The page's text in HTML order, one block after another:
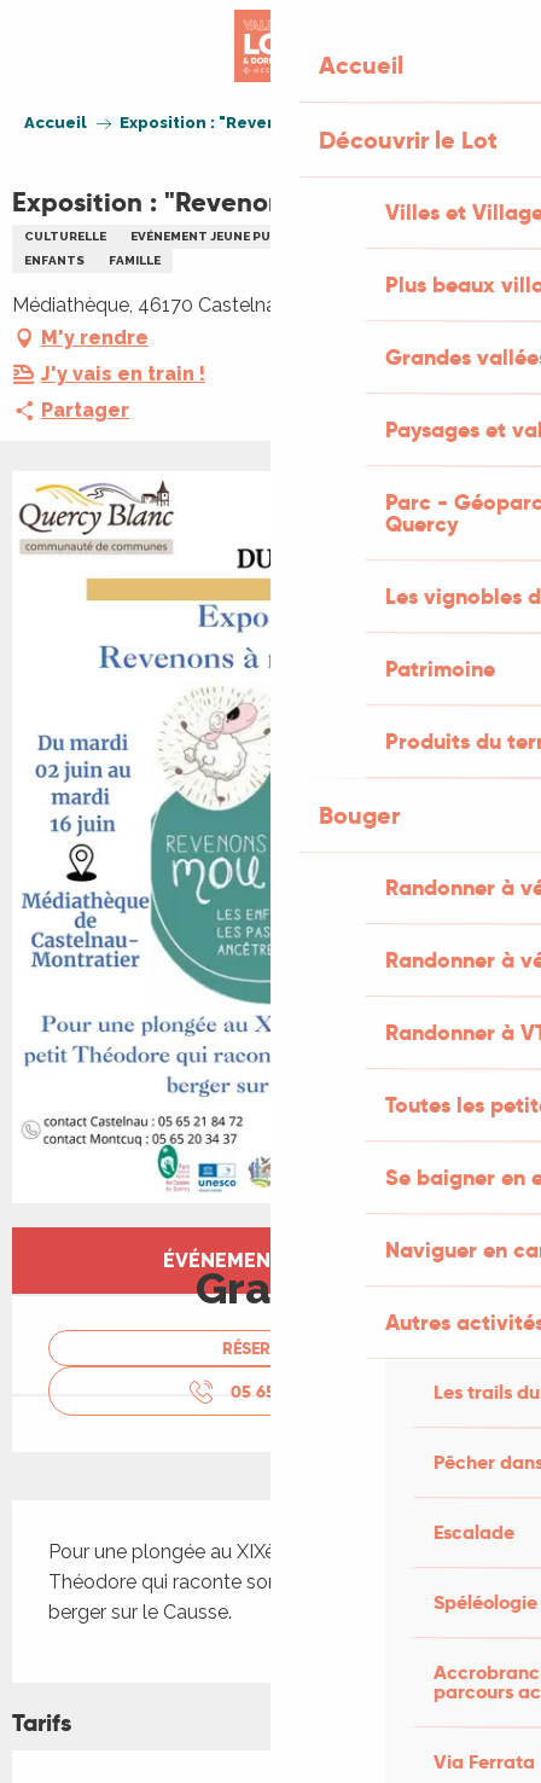
Accueil
Découvrir le Lot
Villes et
Plus beaux
Grandes
Paysages et
Parc -
Quercy
Les vignobles
Patrimoine
Produits du
Bouger
Randonner à
Randonner à
Randonner à
Toutes les
Se baigner en
Naviguer en
Autres
Les trails
Pêcher
Escalade
Spéléologie
parcours
Via Ferrata
Accueil Exposition : "Revenons à nos moutons !"
Exposition : "Revenons à nos moutons !"
CULTURELLE EVÉNEMENT JEUNE PUBLIC
ENFANTS
FAMILLE
Médiathèque, 46170 Castelnau Montratier-Sainte Alauzie
M'y rendre
J'y vais en train !
Partager
Ouverture et coordonnées
ÉVÉNEMENT TERMINÉ
Gratuit
RÉSERVER
05 65 21 84
Pour une plongée au XIXème siècle, suivez le petit
Théodore qui raconte son quotidien de jeune
berger sur le Causse.
Tarifs